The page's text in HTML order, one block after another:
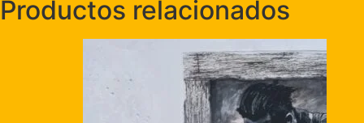
Productos relacionados